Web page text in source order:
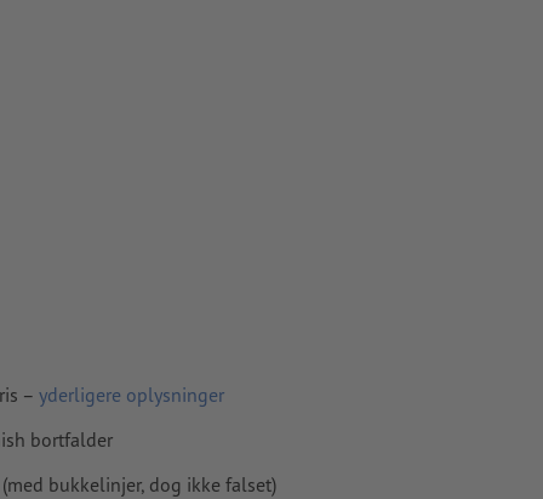
– yderligere oplysninger
bortfalder
bukkelinjer, dog ikke falset)